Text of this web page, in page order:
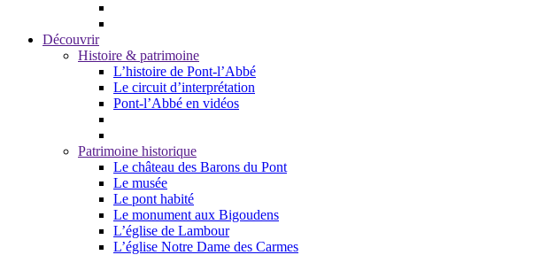
Découvrir
Histoire & patrimoine
L’histoire de Pont-l’Abbé
Le circuit d’interprétation
Pont-l’Abbé en vidéos
Patrimoine historique
Le château des Barons du Pont
Le musée
Le pont habité
Le monument aux Bigoudens
L’église de Lambour
L’église Notre Dame des Carmes